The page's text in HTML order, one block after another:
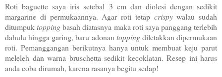
Roti baguette saya iris setebal 3 cm dan diolesi dengan sedikit
margarine di permukaannya. Agar roti tetap crispywalau sudah
ditumpuktoppingbasah diatasnya maka roti saya panggang terlebih
dahulu hingga garing, baru adonan toppingdiletakkan dipermukaan
roti. Pemanggangan berikutnya hanya untuk membuat keju parut
meleleh dan warna bruschetta sedikit kecoklatan. Resep ini harus
anda coba dirumah, karena rasanya begitu sedap!